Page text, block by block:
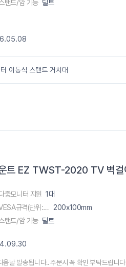
탠드/암 기능 틸트
이동식 스탠드 거치대
트 EZ TWST-2020 TV 벽걸
중모니터 지원 1대
VESA규격(단위:m) 200x100mm
탠드/암 기능 틸트
날 발송됩니다.. 주문시 꼭 확인 부탁드립니